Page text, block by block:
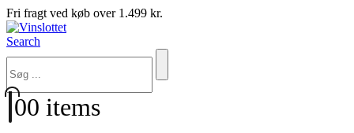
Fri fragt ved køb over 1.499 kr.
Search
00 items